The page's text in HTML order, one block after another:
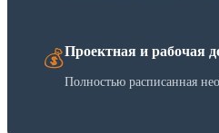
💰Проектная и рабочая
Полностью расписанная